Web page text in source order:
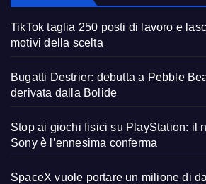
TikTok taglia 250 posti di lavoro e
motivi della scelta
Bugatti Destrier: debutta a Pebble
derivata dalla Bolide
Stop ai giochi fisici su PlayStation: il
Sony è l’ennesima conferma
SpaceX vuole portare un milione di